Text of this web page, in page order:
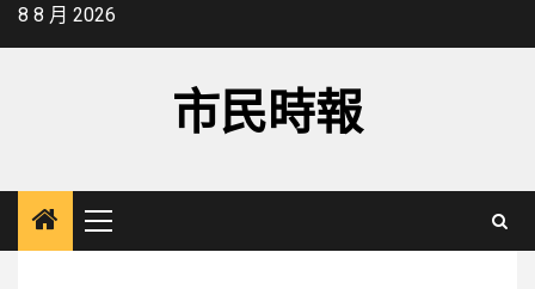
Skip8 8 月 2026
市民時報
Primary
Menu